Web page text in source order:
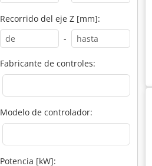
Recorrido del eje Z [mm]:
-
Fabricante de controles:
Modelo de controlador:
Potencia [kW]: